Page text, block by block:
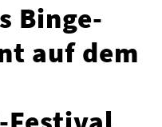
Binge-
auf dem